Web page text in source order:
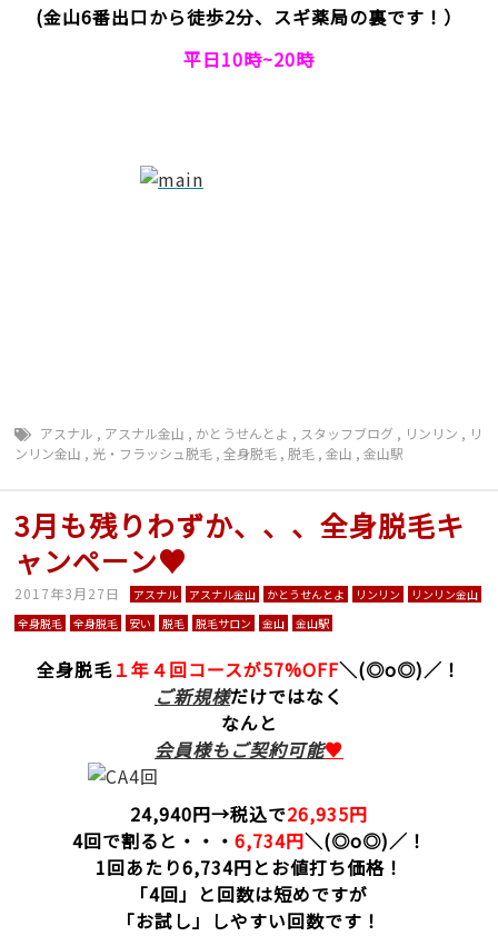
(金山6番出口から徒歩2分、スギ薬局の裏です！）
平日10時~20時
アスナル , アスナル金山 , かとうせんとよ , スタッフブログ , リンリン , リ
ンリン金山 , 光・フラッシュ脱毛 ,全身脱毛 ,脱毛 ,金山 ,金山駅
3月も残りわずか、、、全身脱毛キ
ャンペーン♥
2017年3月27日 アスナル アスナル金山 かとうせんとよ リンリン
リンリン金山
全身脱毛
全身脱毛 安い 脱毛 脱毛サロン 金山 金山駅
全身脱毛１年４回コースが57%OFF＼(◎o◎)／！
ご新規様だけではなく
なんと
会員様もご契約可能♥
24,940円→税込で26,935円
4回で割ると・・・ 6,734円＼(◎o◎)／！
1回あたり6,734円とお値打ち価格！
「4回」 と回数は短めですが
「お試し」 しやすい回数です！